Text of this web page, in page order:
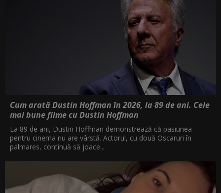
Cum arată Dustin Hoffman în 2026, la 89 de ani. Cele
mai bune filme cu Dustin Hoffman
La 89 de ani, Dustin Hoffman demonstrează că pasiunea
pentru cinema nu are vârstă. Actorul, cu două Oscaruri în
palmares, continuă să joace...